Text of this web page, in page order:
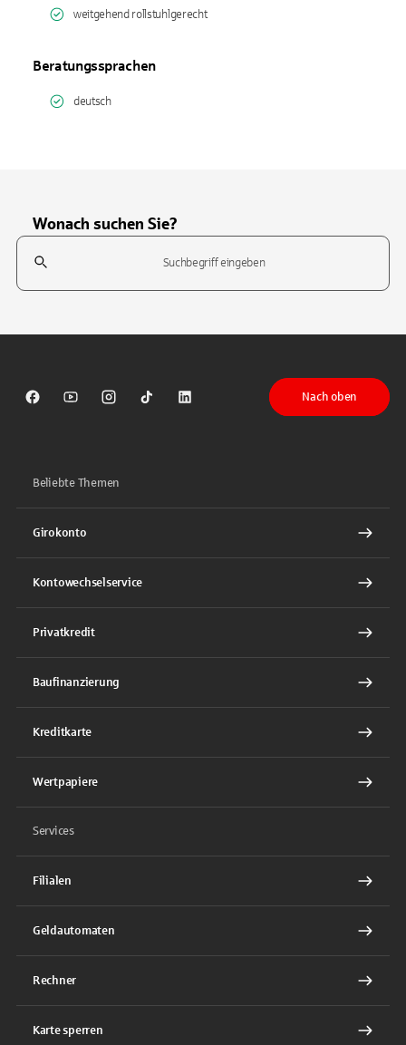
weitgehend rollstuhlgerecht
Beratungssprachen
deutsch
Wonach suchen Sie?
Suchfeld
Sparkasse auf Facebook
Sparkasse auf Youtube
Sparkasse auf Instagram
Sparkasse auf TikTok
Sparkasse auf LinkedIn
Nach oben
Beliebte Themen
Girokonto
Kontowechselservice
Privatkredit
Baufinanzierung
Kreditkarte
Wertpapiere
Services
Filialen
Geldautomaten
Rechner
Karte sperren